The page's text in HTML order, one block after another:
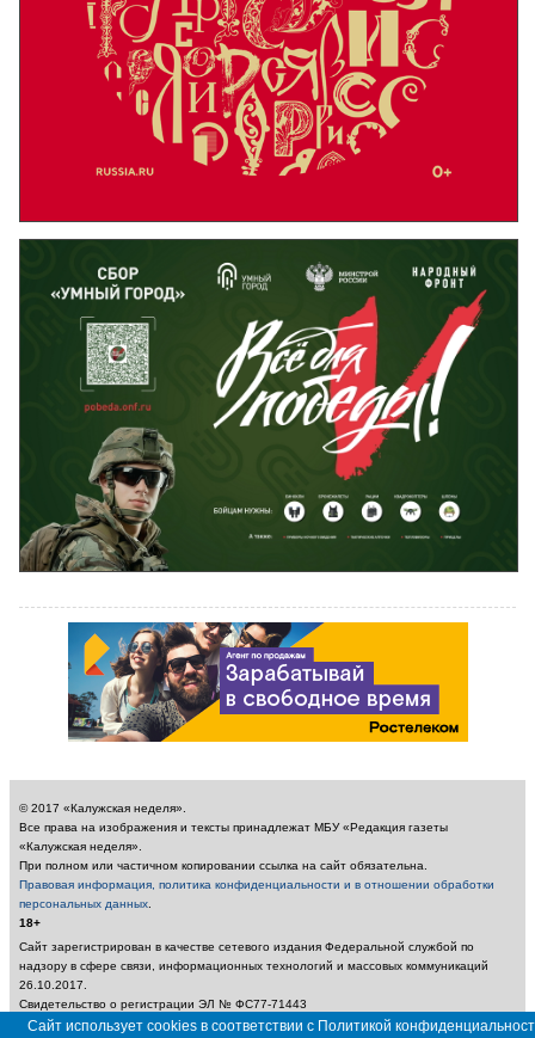
© 2017 «Калужская неделя».
Все права на изображения и тексты принадлежат МБУ «Редакция газеты
«Калужская неделя».
При полном или частичном копировании ссылка на сайт обязательна.
Правовая информация, политика конфиденциальности и в отношении обработки
персональных данных.
18+
Сайт зарегистрирован в качестве сетевого издания Федеральной службой по
надзору в сфере связи, информационных технологий и массовых коммуникаций
26.10.2017.
Свидетельство о регистрации ЭЛ № ФС77-71443
Учредитель: Муниципальное бюджетное учреждение «Редакция газеты «Калужская
Сайт использует cookies в соответствии с Политикой